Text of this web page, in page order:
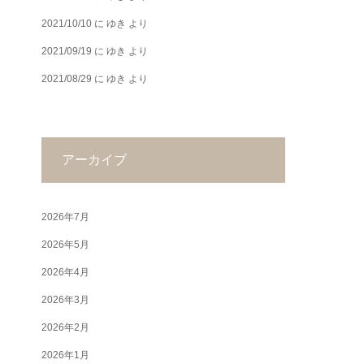
2021/10/10 に ゆき より
2021/09/19 に ゆき より
2021/08/29 に ゆき より
アーカイブ
2026年7月
2026年5月
2026年4月
2026年3月
2026年2月
2026年1月